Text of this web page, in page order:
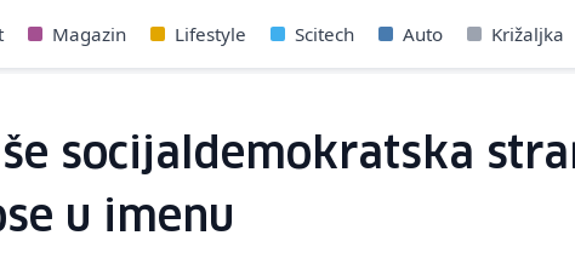
Magazin Lifestyle Scitech Auto Križaljka
socijaldemokratska
u imenu